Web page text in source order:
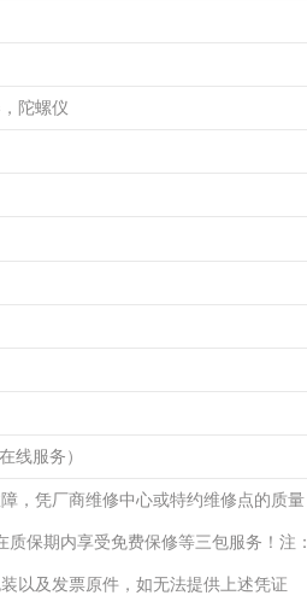
陀螺仪
线服务）
，凭厂商维修中心或特约维修点的质量
保期内享受免费保修等三包服务！注：
以及发票原件，如无法提供上述凭证